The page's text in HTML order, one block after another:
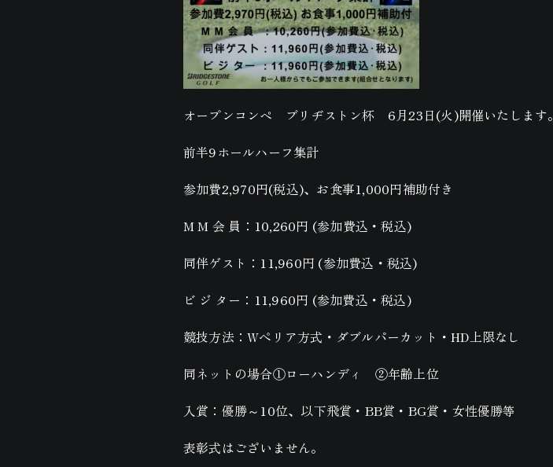
オープンコンペ ブリヂストン杯 6月23日(火)開催いたします。
前半9ホールハーフ集計
参加費2,970円(税込)、お食事1,000円補助付き
M M 会 員：10,260円 (参加費込・税込)
同伴ゲスト：11,960円 (参加費込・税込)
ビ ジ ター：11,960円 (参加費込・税込)
競技方法：Wぺリア方式・ダブルパーカット・HD上限なし
同ネットの場合①ローハンディ ②年齢上位
入賞：優勝～10位、以下飛賞・BB賞・BG賞・女性優勝等
表彰式はございません。